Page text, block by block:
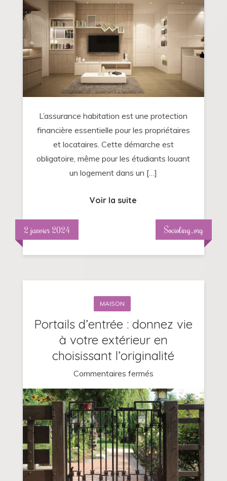
votre
assurance
habitation
doit
correspondre
besoins
réels
et
votre
budget
L’assurance habitation est une protection
financière essentielle pour les propriétaires
et locataires. Cette démarche est
obligatoire, même pour les étudiants louant
un logement dans un […]
Voir la suite
2 janvier 2024 Socioling_org
MAISON
Portails d’entrée : donnez vie
à votre extérieur en
choisissant l’originalité
Commentaires ferméssur
Portails
d’entrée
:
donnez
vie
à
votre